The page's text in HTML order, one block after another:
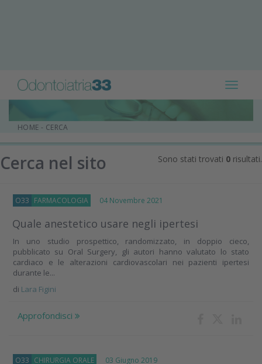
Toggle
HOME - CERCA
Cerca nel sito Sono stati trovati 0 risultati.
O33 FARMACOLOGIA 04 Novembre 2021
Quale anestetico usare negli ipertesi
In uno studio prospettico, randomizzato, in doppio cieco,
pubblicato su Oral Surgery, gli autori hanno valutato lo stato
cardiaco e le alterazioni cardiovascolari nei pazienti ipertesi
durante le...
di Lara Figini
Approfondisci
O33 CHIRURGIA ORALE 03 Giugno 2019